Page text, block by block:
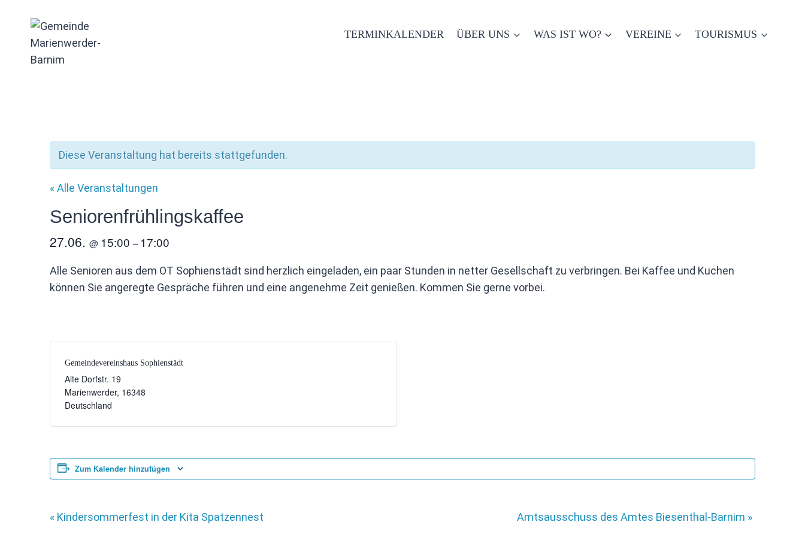
springen
TERMINKALENDER ÜBER UNS WAS IST WO? VEREINE TOURISMUS
Diese Veranstaltung hat bereits stattgefunden.
« Alle Veranstaltungen
Seniorenfrühlingskaffee
27.06. @ 15:00 – 17:00
Alle Senioren aus dem OT Sophienstädt sind herzlich eingeladen, ein paar Stunden in netter Gesellschaft zu verbringen. Bei Kaffee und Kuchen
können Sie angeregte Gespräche führen und eine angenehme Zeit genießen. Kommen Sie gerne vorbei.
Gemeindevereinshaus Sophienstädt
Alte Dorfstr. 19
Marienwerder, 16348
Deutschland
Zum Kalender hinzufügen
Veranstaltung-
« Kindersommerfest in der Kita Spatzennest Amtsausschuss des Amtes Biesenthal-Barnim »